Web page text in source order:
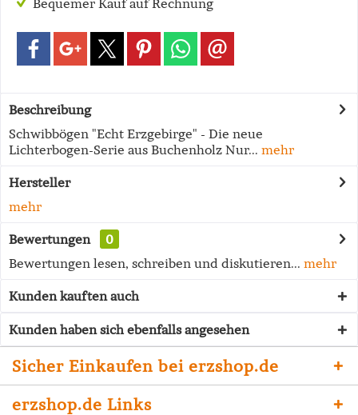
Bequemer Kauf auf Rechnung
Beschreibung
Schwibbögen "Echt Erzgebirge" - Die neue
Lichterbogen-Serie aus Buchenholz Nur... mehr
Hersteller
mehr
Bewertungen
0
Bewertungen lesen, schreiben und diskutieren... mehr
Kunden kauften auch
Kunden haben sich ebenfalls angesehen
Sicher Einkaufen bei erzshop.de
erzshop.de Links